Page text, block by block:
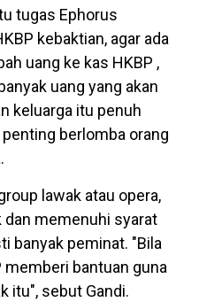
tugas Ephorus
kebaktian, agar ada
uang ke kas HKBP ,
uang yang akan
keluarga itu penuh
berlomba orang
lawak atau opera,
dan memenuhi syarat
banyak peminat. "Bila
memberi bantuan guna
itu", sebut Gandi.